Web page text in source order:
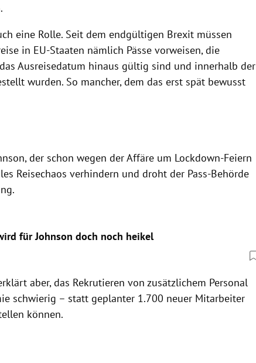
eine Rolle. Seit dem endgültigen Brexit müssen
in EU-Staaten nämlich Pässe vorweisen, die
Ausreisedatum hinaus gültig sind und innerhalb der
wurden. So mancher, dem das erst spät bewusst
der schon wegen der Affäre um Lockdown-Feiern
Reisechaos verhindern und droht der Pass-Behörde
für Johnson doch noch heikel
aber, das Rekrutieren von zusätzlichem Personal
schwierig – statt geplanter 1.700 neuer Mitarbeiter
können.